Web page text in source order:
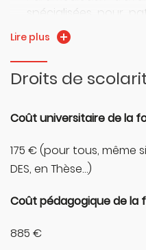
spécialisées pour
et structures
psychologues,
ergothérapeute,
dans des structures
sociaux de
Lire plus
Droits de
Coût universitaire de la
175 € (pour tous, même
DES, en Thèse…)
Coût pédagogique de la
885 €